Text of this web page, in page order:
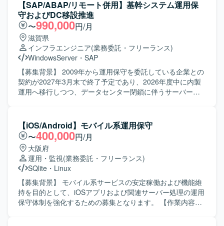
【SAP/ABAP/リモート併用】基幹システム運用保
守およびDC移設推進
〜990,000円/月
滋賀県
インフラエンジニア(業務委託・フリーランス)
WindowsServer ・ SAP
【募集背景】 2009年から運用保守を委託している企業との
契約が2027年3月末で終了予定であり、2026年度中に内製
運用へ移行しつつ、データセンター閉鎖に伴うサーバー移
ッショナルを増員募集しております。 【作業内容】 現行の
基幹システム（SAP ECC6.0）および周辺システム群の運用
保守をご担当いただきます。具体的には、IDや権限管理、
パラメータやマスタ設定、組織改編対応などのSAP運用保
守、Tivoliを用いたジョブ管理や異常時のリラン・リカバリ
対応、障害発生時の原因切り分け・分析・恒久および暫定
対策の実施、SAPリモート保守に関する運用サポート、定
期バックアップや容量管理などを行っていただきます。ま
た、SVF、Anytran、HULFT、VBなどの周辺連携ツールの
【iOS/Android】モバイル系運用保守
〜400,000円/月
大阪府
運用・監視(業務委託・フリーランス)
SQlite ・ Linux
【募集背景】 モバイル系サービスの安定稼働および機能維
持を目的として、iOSアプリおよび関連サーバー処理の運用
保守体制を強化するための募集となります。 【作業内容】